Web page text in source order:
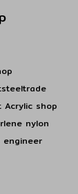
Acrylic shop
nylon
engineer